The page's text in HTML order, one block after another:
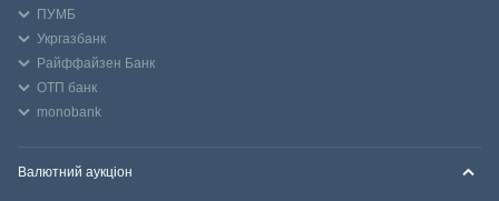
ПУМБ
Укргазбанк
Райффайзен Банк
ОТП банк
monobank
Валютний аукціон